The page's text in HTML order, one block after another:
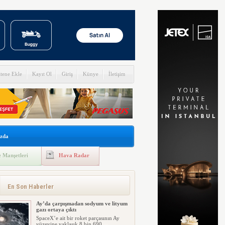
Ekle Kayıt Ol Giriş Künye İletişim
Manşetleri Hava Radar
En Son Haberler
Ay’da çarpışmadan sodyum ve lityum
gazı ortaya çıktı
SpaceX’e ait bir roket parçasının Ay